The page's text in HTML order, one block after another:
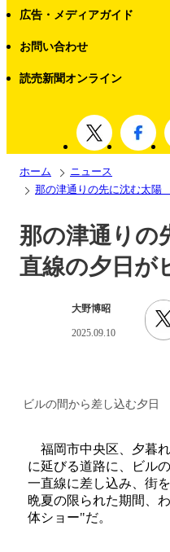
広告・メディアガイド
お問い合わせ
読売新聞オンライン
ホーム
ニュース
那の津通りの先に沈む太陽
那の津通り
直線の夕日が
大野博昭
2025.09.10
ビルの間から差し込む夕日
福岡市中央区、夕暮
に延びる道路に、ビル
一直線に差し込み、街
晩夏の限られた期間、
体ショー"だ。